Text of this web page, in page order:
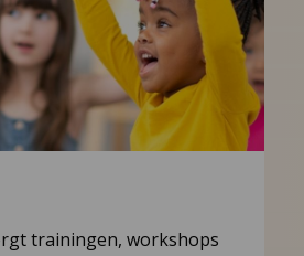
trainingen, workshops